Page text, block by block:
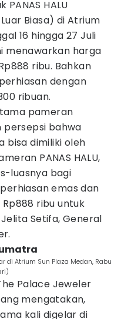
PANAS HALU
Biasa) di Atrium
16 hingga 27 Juli
menawarkan harga
ribu. Bahkan
dengan
ribuan.
pameran
persepsi bahwa
bisa dimiliki oleh
PANAS HALU,
luasnya bagi
emas dan
ribu untuk
Setifa, General
di Atrium Sun Plaza Medan, Rabu
Palace Jeweler
mengatakan,
kali digelar di